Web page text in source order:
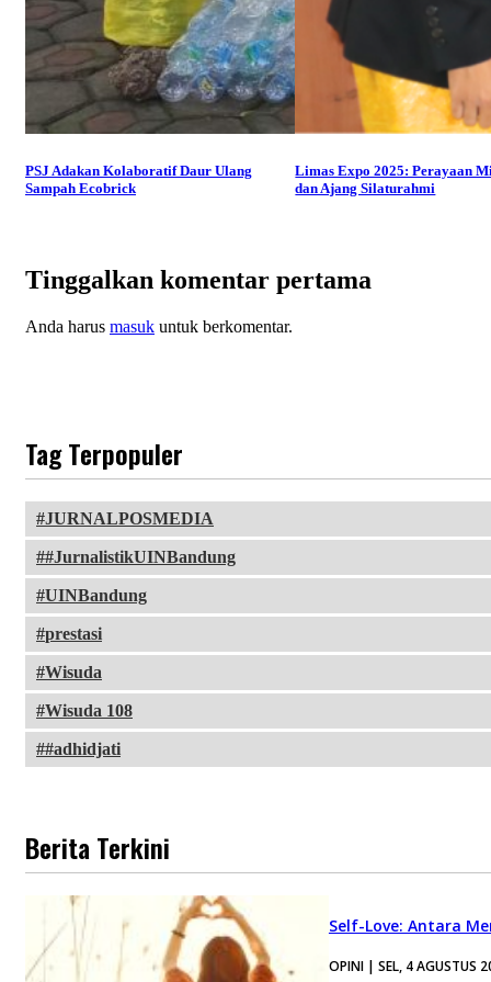
PSJ Adakan Kolaboratif Daur Ulang
Sampah Ecobrick
Limas Expo 2025: Perayaan
dan Ajang Silaturahmi
Tinggalkan komentar pertama
Anda harus masuk untuk berkomentar.
Tag Terpopuler
JURNALPOSMEDIA
#JurnalistikUINBandung
UINBandung
prestasi
Wisuda
Wisuda 108
#adhidjati
Berita Terkini
Self-Love: Antara
OPINI | SEL, 4 AGUSTUS